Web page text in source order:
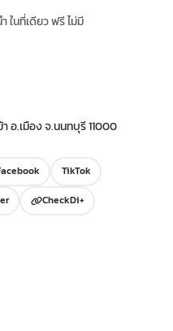
ในที่เดียว ฟรี ไม่มี
อ.เมือง จ.นนทบุรี 11000
TikTok
CheckDi+